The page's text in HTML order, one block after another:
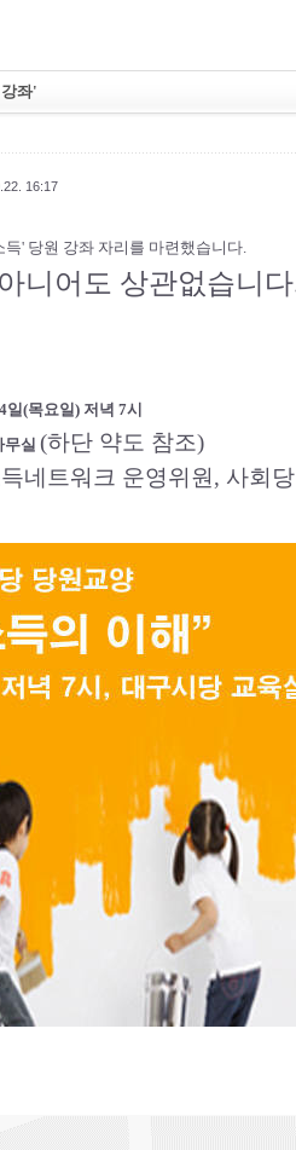
좌'
16:17
' 당원 강좌 자리를 마련했습니다.
니어도 상관없습니
일(목요일) 저녁 7시
실 (하단 약도 참조)
네트워크 운영위원, 사회